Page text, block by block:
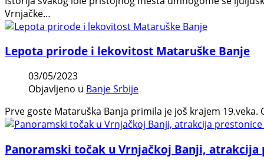
Vrnjačke…
Lepota prirode i lekovitost Mataruške Banje
03/05/2023
Objavljeno u Banje Srbije
Prve goste Mataruška Banja primila je još krajem
Panoramski točak u Vrnjačkoj Banji,